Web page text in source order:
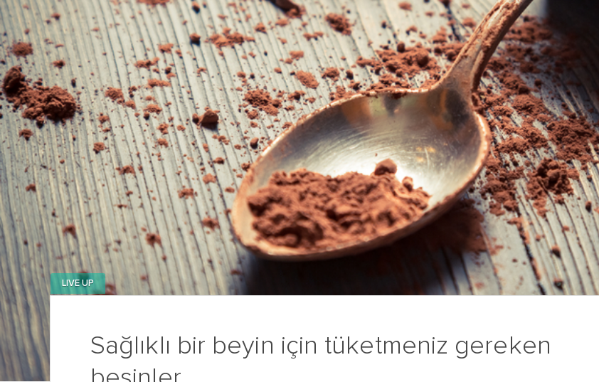
Sağlıklı bir beyin için tüketmeniz gereken
LIVE UP